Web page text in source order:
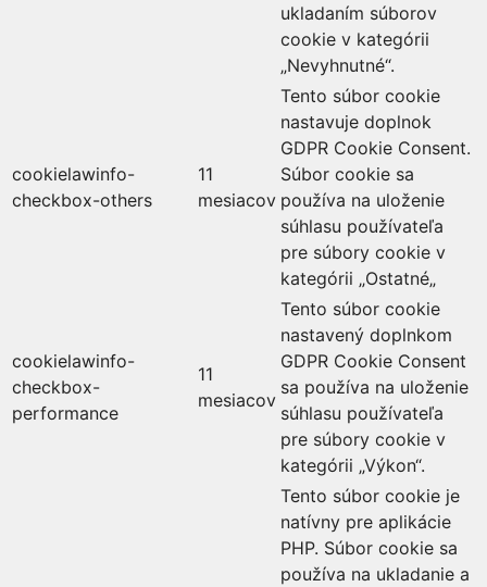
ukladaním súborov
cookie v kategórii
„Nevyhnutné“.
cookielawinfo-
checkbox-others
11
mesiacov
Tento súbor cookie
nastavuje doplnok
GDPR Cookie Consent.
Súbor cookie sa
používa na uloženie
súhlasu používateľa
pre súbory cookie v
kategórii „Ostatné„
cookielawinfo-
checkbox-
performance
11
mesiacov
Tento súbor cookie
nastavený doplnkom
GDPR Cookie Consent
sa používa na uloženie
súhlasu používateľa
pre súbory cookie v
kategórii „Výkon“.
Tento súbor cookie je
natívny pre aplikácie
PHP. Súbor cookie sa
používa na ukladanie a